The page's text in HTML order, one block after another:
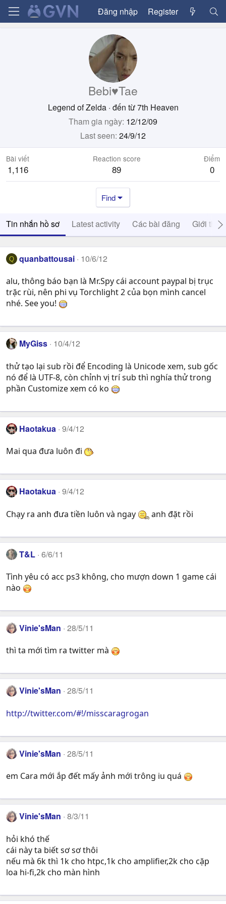
Đăng nhập Register
Bebi♥Tae
Legend of Zelda · đến từ7th Heaven
Tham gia ngày 12/12/09
Last seen 24/9/12
Bài viết
1,116
Reaction score
89
Điểm
0
Find
Tin nhắn hồ sơ Latest activity Các bài đăng Giới thiệu
Q quanbattousai 10/6/12
alu, thông báo bạn là Mr.Spy cái account paypal bị trục
trặc rùi, nên phi vụ Torchlight 2 của bọn mình cancel
nhé. See you!
MyGiss 10/4/12
thử tạo lại sub rồi để Encoding là Unicode xem, sub gốc
nó để là UTF-8, còn chỉnh vị trí sub thì nghía thử trong
phần Customize xem có ko
Haotakua 9/4/12
Mai qua đưa luôn đi
Haotakua 9/4/12
Chạy ra anh đưa tiền luôn và ngay anh đặt rồi
T&L 6/6/11
Tình yêu có acc ps3 không, cho mượn down 1 game cái
nào
Vinie'sMan 28/5/11
thì ta mới tìm ra twitter mà
Vinie'sMan 28/5/11
http://twitter.com/#!/misscaragrogan
Vinie'sMan 28/5/11
em Cara mới ắp đết mấy ảnh mới trông iu quá
Vinie'sMan 8/3/11
hỏi khó thế
cái này ta biết sơ sơ thôi
nếu mà 6k thì 1k cho htpc,1k cho amplifier,2k cho cặp
loa hi-fi,2k cho màn hình